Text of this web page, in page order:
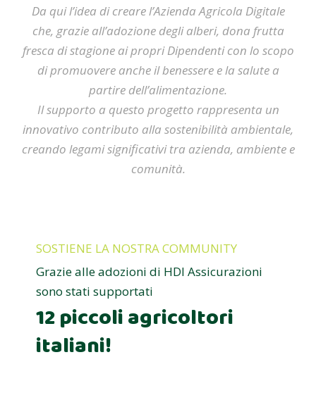
Da qui l’idea di creare l’Azienda Agricola Digitale
che, grazie all’adozione degli alberi, dona frutta
fresca di stagione ai propri Dipendenti con lo scopo
di promuovere anche il benessere e la salute a
partire dell’alimentazione.
Il supporto a questo progetto rappresenta un
innovativo contributo alla sostenibilità ambientale,
creando legami significativi tra azienda, ambiente e
comunità.
SOSTIENE LA NOSTRA COMMUNITY
Grazie alle adozioni di HDI Assicurazioni
sono stati supportati
12 piccoli agricoltori
italiani!